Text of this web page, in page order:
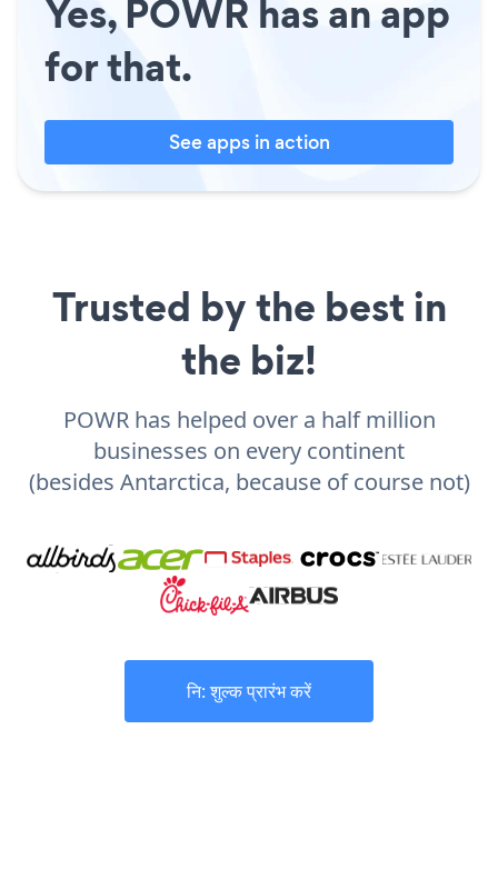
Yes, POWR has an app
for that.
See apps in action
Trusted by the best in
the biz!
POWR has helped over a half million
businesses on every continent
(besides Antarctica, because of course not)
नि: शुल्क प्रारंभ करें